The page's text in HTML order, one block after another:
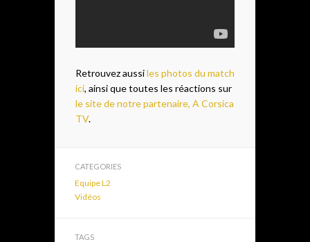
Retrouvez aussiles photos du match
ici, ainsi que toutes les réactions sur
le site de notre partenaire, A Corsica
TV.
CATEGORIES
Equipe L2
Vidéos
TAGS